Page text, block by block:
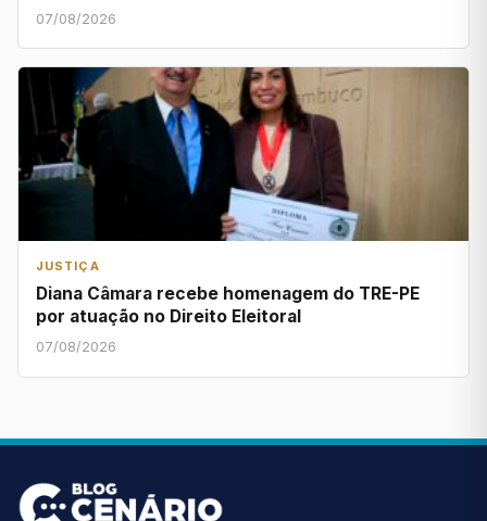
07/08/2026
JUSTIÇA
Diana Câmara recebe homenagem do TRE-PE
por atuação no Direito Eleitoral
07/08/2026